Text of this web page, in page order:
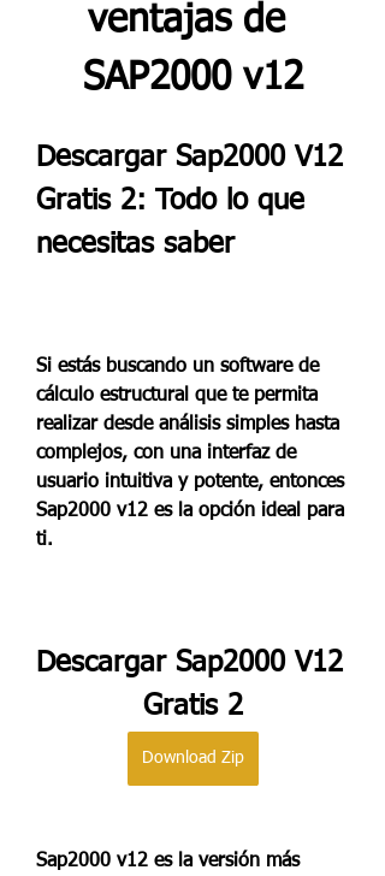
ventajas de
SAP2000 v12
Descargar Sap2000 V12
Gratis 2: Todo lo que
necesitas saber
Si estás buscando un software de
cálculo estructural que te permita
realizar desde análisis simples hasta
complejos, con una interfaz de
usuario intuitiva y potente, entonces
Sap2000 v12 es la opción ideal para
ti.
Descargar Sap2000 V12
Gratis 2
Download Zip
Sap2000 v12 es la versión más